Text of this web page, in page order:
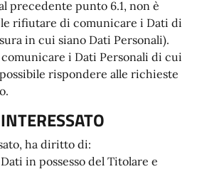
precedente punto 6.1, non è
rifiutare di comunicare i Dati di
in cui siano Dati Personali).
i Dati Personali di cui
rispondere alle richieste
ha diritto di:
in possesso del Titolare e